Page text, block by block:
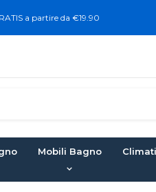
a partire da €19.90
Mobili Bagno